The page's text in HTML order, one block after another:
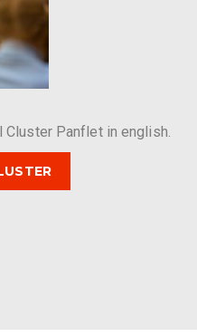
Cluster Panflet in english.